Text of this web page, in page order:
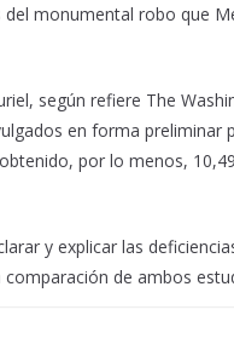
monumental robo que
según refiere The
en forma preliminar
por lo menos,
y explicar las
de ambos